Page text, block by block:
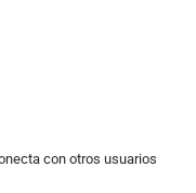
con otros usuarios